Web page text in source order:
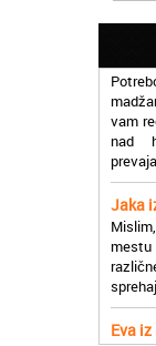
vam
nad
Jaka
Nujno